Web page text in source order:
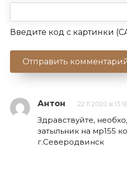
Введите код с картинки
Антон 22.11.2020 в
Здравствуйте,
затыльник на мр155
г.Северодвинск